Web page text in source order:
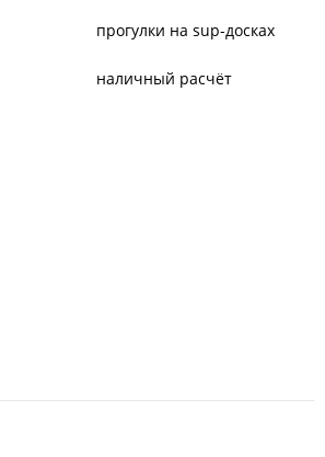
прогулки на sup-досках
наличный расчёт